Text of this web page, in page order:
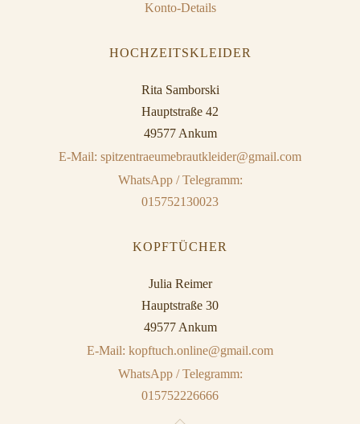
Konto-Details
HOCHZEITSKLEIDER
Rita Samborski
Hauptstraße 42
49577 Ankum
E-Mail: spitzentraeumebrautkleider@gmail.com
WhatsApp / Telegramm:
015752130023
KOPFTÜCHER
Julia Reimer
Hauptstraße 30
49577 Ankum
E-Mail: kopftuch.online@gmail.com
WhatsApp / Telegramm:
015752226666